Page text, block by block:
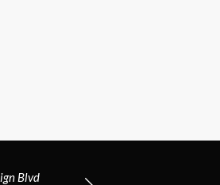
Blvd